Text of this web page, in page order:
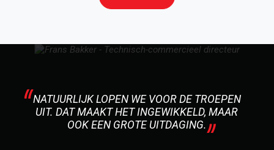
NATUURLIJK LOPEN WE VOOR DE TROEPEN
UIT. DAT MAAKT HET INGEWIKKELD, MAAR
OOK EEN GROTE UITDAGING.